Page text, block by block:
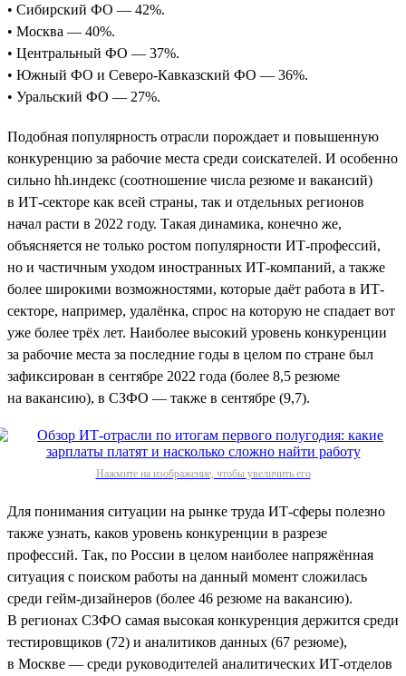
• Сибирский ФО — 42%.
• Москва — 40%.
• Центральный ФО — 37%.
• Южный ФО и Северо-Кавказский ФО — 36%.
• Уральский ФО — 27%.
Подобная популярность отрасли порождает и повышенную
конкуренцию за рабочие места среди соискателей. И особенно
сильно hh.индекс (соотношение числа резюме и вакансий)
в ИТ-секторе как всей страны, так и отдельных регионов
начал расти в 2022 году. Такая динамика, конечно же,
объясняется не только ростом популярности ИТ-профессий,
но и частичным уходом иностранных ИТ-компаний, а также
более широкими возможностями, которые даёт работа в ИТ-
секторе, например, удалёнка, спрос на которую не спадает вот
уже более трёх лет. Наиболее высокий уровень конкуренции
за рабочие места за последние годы в целом по стране был
зафиксирован в сентябре 2022 года (более 8,5 резюме
на вакансию), в СЗФО — также в сентябре (9,7).
Нажмите на изображение, чтобы увеличить его
Для понимания ситуации на рынке труда ИТ-сферы полезно
также узнать, каков уровень конкуренции в разрезе
профессий. Так, по России в целом наиболее напряжённая
ситуация с поиском работы на данный момент сложилась
среди гейм-дизайнеров (более 46 резюме на вакансию).
В регионах СЗФО самая высокая конкуренция держится среди
тестировщиков (72) и аналитиков данных (67 резюме),
в Москве — среди руководителей аналитических ИТ-отделов